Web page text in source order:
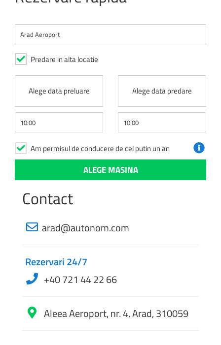
Predare in alta locatie
Alege data preluare Alege data predare
Am permisul de conducere de cel putin un an
Contact
arad@autonom.com
Rezervari 24/7
+40 721 44 22 66
Aleea Aeroport, nr. 4, Arad, 310059